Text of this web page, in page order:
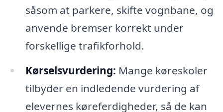
såsom at parkere, skifte vognbane, og
anvende bremser korrekt under
forskellige trafikforhold.
Kørselsvurdering: Mange køreskoler
tilbyder en indledende vurdering af
elevernes køreferdigheder, så de kan